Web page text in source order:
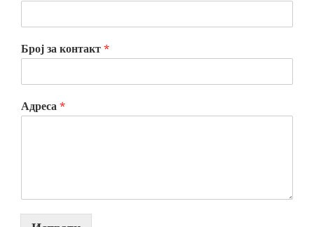
Број за контакт *
Адреса *